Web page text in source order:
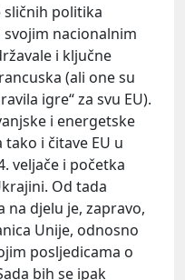
sličnih politika
nacionalnim
i ključne
(ali one su
igre“ za svu EU).
i energetske
i čitave EU u
veljače i početka
Od tada
na djelu je, zapravo,
Unije, odnosno
posljedicama o
bih se ipak